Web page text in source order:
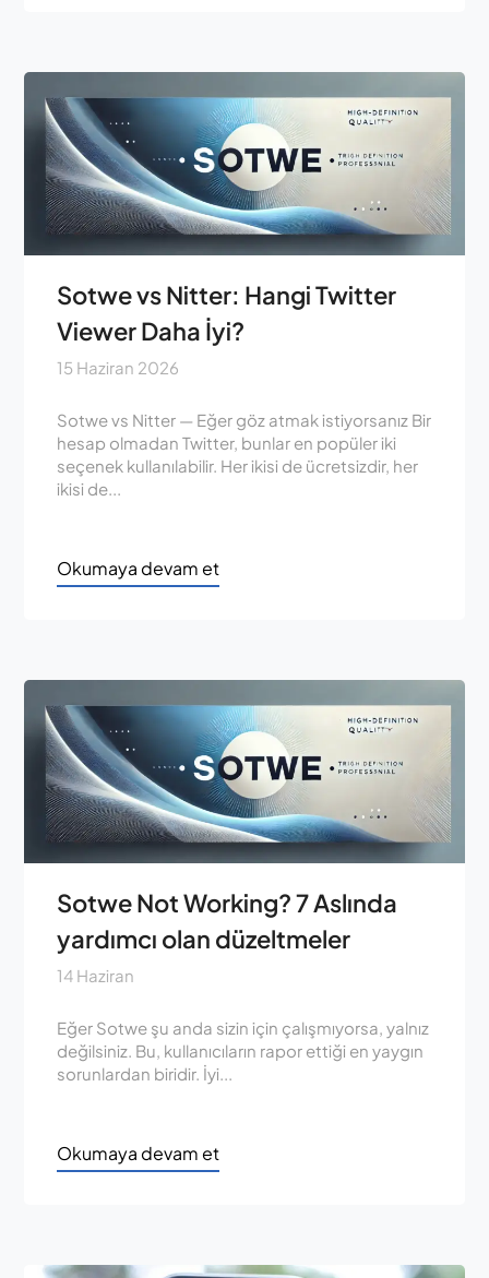
Sotwe vs Nitter: Hangi Twitter
Viewer Daha İyi?
15 Haziran 2026
Sotwe vs Nitter — Eğer göz atmak istiyorsanız Bir
hesap olmadan Twitter, bunlar en popüler iki
seçenek kullanılabilir. Her ikisi de ücretsizdir, her
ikisi de...
Okumaya devam et
Sotwe Not Working? 7 Aslında
yardımcı olan düzeltmeler
14 Haziran
Eğer Sotwe şu anda sizin için çalışmıyorsa, yalnız
değilsiniz. Bu, kullanıcıların rapor ettiği en yaygın
sorunlardan biridir. İyi...
Okumaya devam et